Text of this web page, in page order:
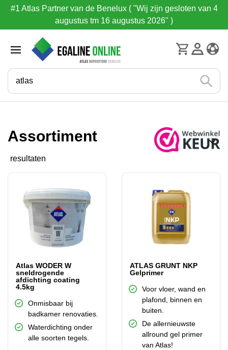
#1 Atlas Partner van de Benelux ( "Wij zijn gesloten van 4
augustus tm 16 augustus 2026" )
Assortiment
resultaten
Atlas WODER W
sneldrogende
afdichting coating
4.5kg
Onmisbaar bij
badkamer renovaties.
Waterdichting onder
alle soorten tegels.
ATLAS GRUNT NKP
Gelprimer
Voor vloer, wand en
plafond, binnen en
buiten.
De allernieuwste
allround gel primer
van Atlas!